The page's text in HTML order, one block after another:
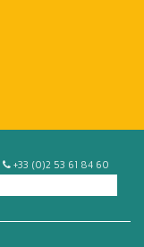
+33 (0)2 53 61 84 60